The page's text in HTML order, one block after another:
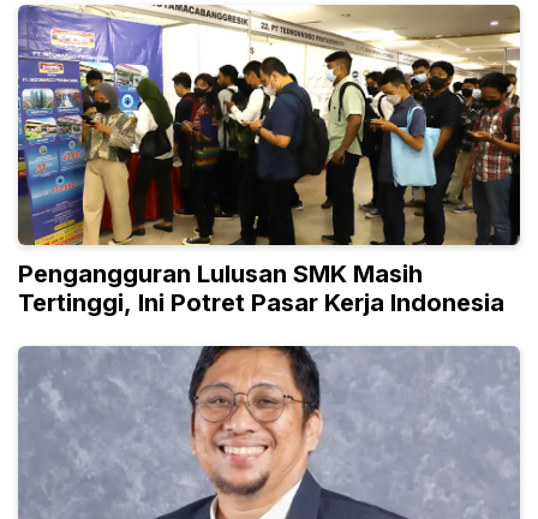
Pengangguran Lulusan SMK Masih
Tertinggi, Ini Potret Pasar Kerja Indonesia